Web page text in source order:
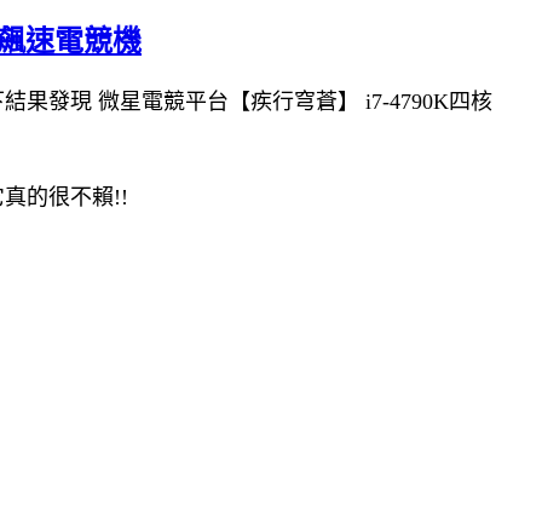
速電競機
果發現 微星電競平台【疾行穹蒼】 i7-4790K四核
真的很不賴!!